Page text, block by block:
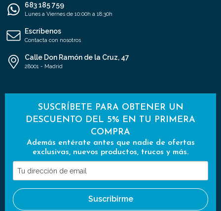
683 185 759
Lunes a Viernes de 10:00h a 18:30h
Escríbenos
Contacta con nosotros
Calle Don Ramón de la Cruz, 47
28001 - Madrid
SUSCRÍBETE PARA OBTENER UN
DESCUENTO DEL 5% EN TU PRIMERA
COMPRA
Además entérate antes que nadie de ofertas
exclusivas, nuevos productos, trucos y más.
Tu
dirección
de
email
Suscribirme